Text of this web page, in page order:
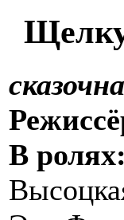
В ролях: